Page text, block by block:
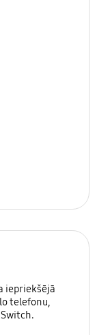
iepriekšējā
telefonu,